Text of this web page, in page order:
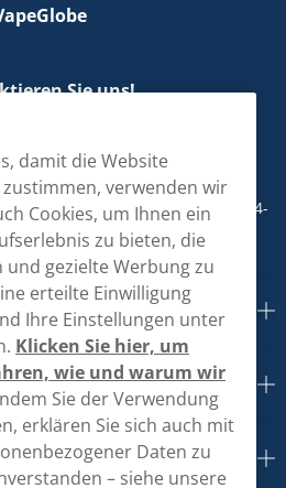
Sie uns!
12-13) Mi/Do: 10-19 Uhr (Pause 14-
15)
damit die Website
verwenden wir
Cookies, um Ihnen ein
zu bieten, die
gezielte Werbung zu
erteilte Einwilligung
Ihre Einstellungen unter
Klicken Sie hier, um
wie und warum wir
Sie der Verwendung
erklären Sie sich auch mit
Daten zu
– siehe unsere